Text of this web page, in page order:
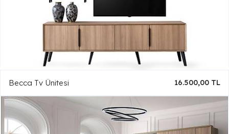
Becca Tv Ünitesi 16.500,00 TL